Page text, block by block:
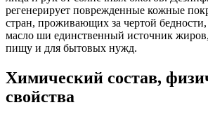
регенерирует поврежденные кожные
стран, проживающих за чертой
масло ши единственный источник
пищу и для бытовых нужд.
Химический состав,
свойства